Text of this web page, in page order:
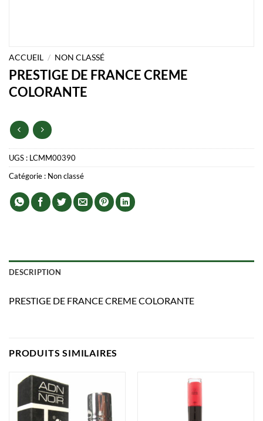
ACCUEIL / NON CLASSÉ
PRESTIGE DE FRANCE CREME
COLORANTE
UGS : LCMM00390
Catégorie : Non classé
DESCRIPTION
PRESTIGE DE FRANCE CREME COLORANTE
PRODUITS SIMILAIRES